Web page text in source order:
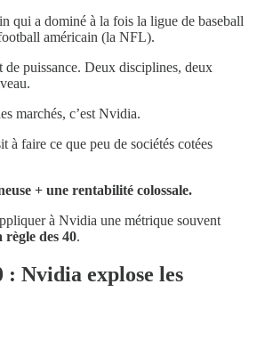
qui a dominé à la fois la ligue de baseball
américain (la NFL).
de puissance. Deux disciplines, deux
marchés, c’est Nvidia.
à faire ce que peu de sociétés cotées
+ une rentabilité colossale.
à Nvidia une métrique souvent
règle des 40.
: Nvidia explose les